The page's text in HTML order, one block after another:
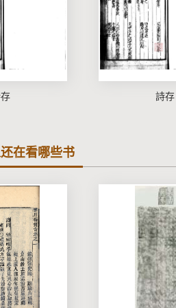
詩存
在看哪些书